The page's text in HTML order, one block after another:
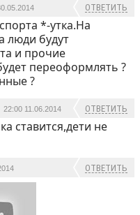
ОТВЕТИТЬ
*-утка.На
люди будут
и прочие
переоформлять ?
?
22:00 11.06.2014 ОТВЕТИТЬ
ставится,дети не
ОТВЕТИТЬ